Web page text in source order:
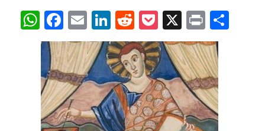
WhatsApp
Facebook
EmailLinkedIn
Reddit
Pocket
X Print